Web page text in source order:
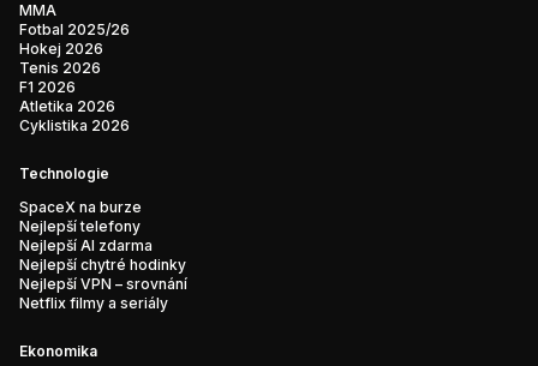
MMA
Fotbal 2025/26
Hokej 2026
Tenis 2026
F1 2026
Atletika 2026
Cyklistika 2026
Technologie
SpaceX na burze
Nejlepší telefony
Nejlepší AI zdarma
Nejlepší chytré hodinky
Nejlepší VPN – srovnání
Netflix filmy a seriály
Ekonomika